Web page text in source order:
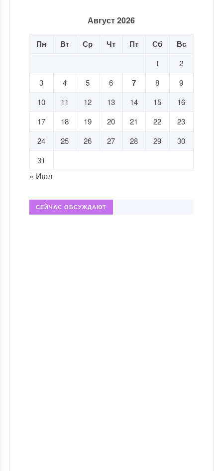
Август 2026
Пн Вт Ср Чт Пт Сб Вс
1
2
3
4 5 6 7 8
9
10
11 12 13 14 15
16
17
18 19 20 21 22
23
24
25 26 27 28 29
30
31
« Июл
СЕЙЧАС ОБСУЖДАЮТ